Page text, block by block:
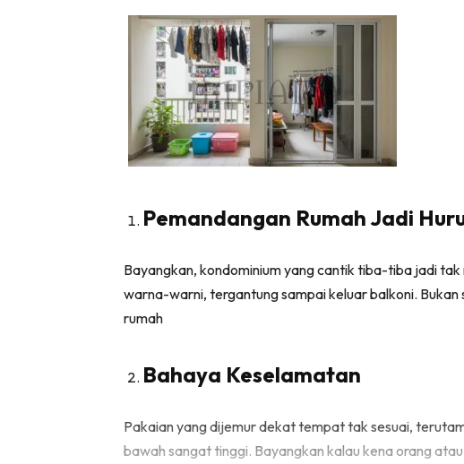
Video
Ilham
Casa
Impiana
Tip Laman
Pemandangan Rumah Jadi
Bayangkan, kondominium yang cantik tiba-tiba jadi
warna-warni, tergantung sampai keluar balkoni.
rumah
Bahaya Keselamatan
Pakaian yang dijemur dekat tempat tak sesuai,
bawah sangat tinggi. Bayangkan kalau kena orang